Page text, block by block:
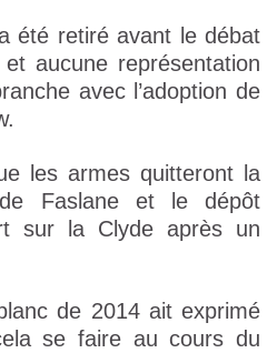
été retiré avant le débat
aucune représentation
avec l’adoption de
les armes quitteront la
Faslane et le dépôt
sur la Clyde après un
de 2014 ait exprimé
se faire au cours du